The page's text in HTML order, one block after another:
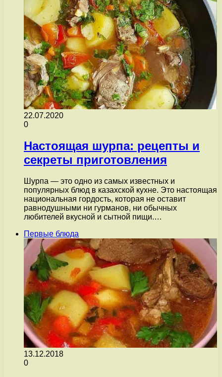
22.07.2020
0
Настоящая шурпа: рецепты и
секреты приготовления
Шурпа — это одно из самых известных и
популярных блюд в казахской кухне. Это настоящая
национальная гордость, которая не оставит
равнодушными ни гурманов, ни обычных
любителей вкусной и сытной пищи.…
Первые блюда
13.12.2018
0